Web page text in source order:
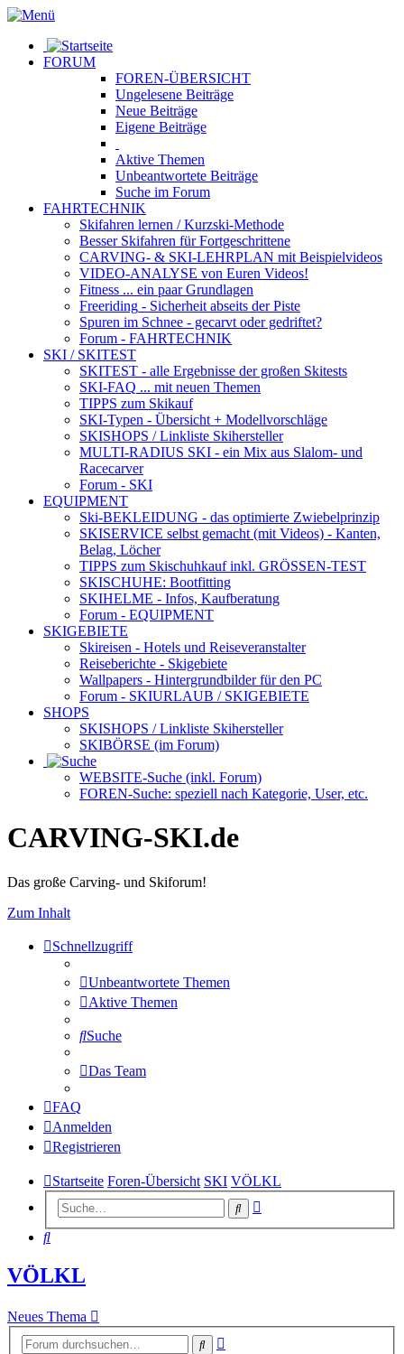
FORUM
FOREN-ÜBERSICHT
Ungelesene Beiträge
Neue Beiträge
Eigene Beiträge
Aktive Themen
Unbeantwortete Beiträge
Suche im Forum
FAHRTECHNIK
Skifahren lernen / Kurzski-Methode
Besser Skifahren für Fortgeschrittene
CARVING- & SKI-LEHRPLAN mit Beispielvideos
VIDEO-ANALYSE von Euren Videos!
Fitness ... ein paar Grundlagen
Freeriding - Sicherheit abseits der Piste
Spuren im Schnee - gecarvt oder gedriftet?
Forum - FAHRTECHNIK
SKI / SKITEST
SKITEST - alle Ergebnisse der großen Skitests
SKI-FAQ ... mit neuen Themen
TIPPS zum Skikauf
SKI-Typen - Übersicht + Modellvorschläge
SKISHOPS / Linkliste Skihersteller
MULTI-RADIUS SKI - ein Mix aus Slalom- und
Racecarver
Forum - SKI
EQUIPMENT
Ski-BEKLEIDUNG - das optimierte Zwiebelprinzip
SKISERVICE selbst gemacht (mit Videos) - Kanten,
Belag, Löcher
TIPPS zum Skischuhkaufinkl. GRÖSSEN-TEST
SKISCHUHE: Bootfitting
SKIHELME - Infos, Kaufberatung
Forum - EQUIPMENT
SKIGEBIETE
Skireisen - Hotels und Reiseveranstalter
Reiseberichte - Skigebiete
Wallpapers - Hintergrundbilder für den PC
Forum - SKIURLAUB / SKIGEBIETE
SHOPS
SKISHOPS / Linkliste Skihersteller
SKIBÖRSE (im Forum)
WEBSITE-Suche (inkl. Forum)
FOREN-Suche: speziell nach Kategorie, User, etc.
CARVING-SKI.de
Das große Carving- und Skiforum!
Zum Inhalt
Schnellzugriff
Unbeantwortete Themen
Aktive Themen
Suche
Das Team
FAQ
Anmelden
Registrieren
Startseite Foren-Übersicht SKI VÖLKL
Suche
Suche
VÖLKL
Neues Thema
Suche